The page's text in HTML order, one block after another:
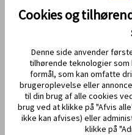
HOLD DIG OPDATERET
Cookies og
Denne side anvender
tilhørende teknologier
formål, som kan omfatte
brugeroplevelse eller
til din brug af alle cookies
brug ved at klikke på "Afvis
ikke kan afvises) eller
klikke på